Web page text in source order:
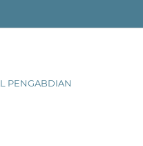
PENGABDIAN